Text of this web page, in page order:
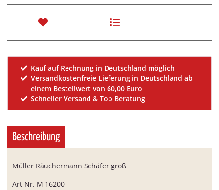
Kauf auf Rechnung in Deutschland möglich
Versandkostenfreie Lieferung in Deutschland ab
einem Bestellwert von 60,00 Euro
Schneller Versand & Top Beratung
Beschreibung
Müller Räuchermann Schäfer groß
Art-Nr. M 16200